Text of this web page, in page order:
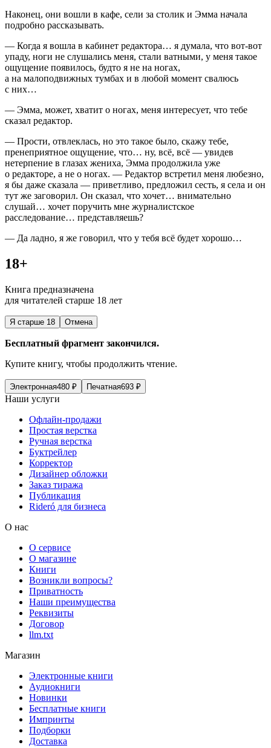
Наконец, они вошли в кафе, сели за столик и Эмма начала
подробно рассказывать.
— Когда я вошла в кабинет редактора… я думала, что вот-вот
упаду, ноги не слушались меня, стали ватными, у меня такое
ощущение появилось, будто я не на ногах,
а на малоподвижных тумбах и в любой момент свалюсь
с них…
— Эмма, может, хватит о ногах, меня интересует, что тебе
сказал редактор.
— Прости, отвлеклась, но это такое было, скажу тебе,
пренеприятное ощущение, что… ну, всё, всё — увидев
нетерпение в глазах жениха, Эмма продолжила уже
о редакторе, а не о ногах. — Редактор встретил меня любезно,
я бы даже сказала — приветливо, предложил сесть, я села и он
тут же заговорил. Он сказал, что хочет… внимательно
слушай… хочет поручить мне журналистское
расследование… представляешь?
— Да ладно, я же говорил, что у тебя всё будет хорошо…
18+
Книга предназначена
для читателей старше 18 лет
Я старше 18 Отмена
Бесплатный фрагмент закончился.
Купите книгу, чтобы продолжить чтение.
Электронная480 ₽ Печатная693 ₽
Наши услуги
Офлайн-продажи
Простая верстка
Ручная верстка
Буктрейлер
Корректор
Дизайнер обложки
Заказ тиража
Публикация
Rideró для бизнеса
О нас
О сервисе
О магазине
Книги
Возникли вопросы?
Приватность
Наши преимущества
Реквизиты
Договор
llm.txt
Магазин
Электронные книги
Аудиокниги
Новинки
Бесплатные книги
Импринты
Подборки
Доставка